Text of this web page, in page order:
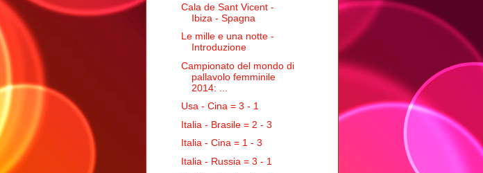
Cala de Sant Vicent -
Ibiza - Spagna
Le mille e una notte -
Introduzione
Campionato del mondo di
pallavolo femminile
2014: ...
Usa - Cina = 3 - 1
Italia - Brasile = 2 - 3
Italia - Cina = 1 - 3
Italia - Russia = 3 - 1